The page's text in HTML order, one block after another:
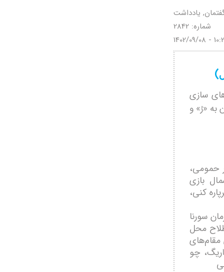
یادداشت
شماره: 2842
1402/09/08 -
سازی
به «رُ» و
حمومی،
بازی
كنی،
سورنا
محل
مقام‌های
چو